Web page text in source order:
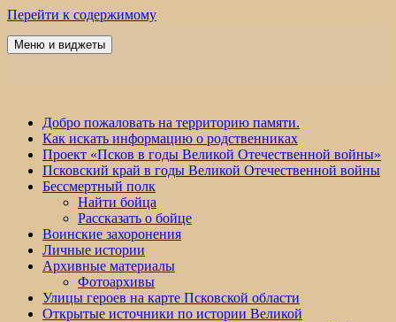
Перейти к содержимому
Победа 60
Меню и виджеты
Добро пожаловать на территорию памяти.
Как искать информацию о родственниках
Проект «Псков в годы Великой Отечественной войны»
Псковский край в годы Великой Отечественной войны
Бессмертный полк
Найти бойца
Рассказать о бойце
Воинские захоронения
Личные истории
Архивные материалы
Фотоархивы
Улицы героев на карте Псковской области
Открытые источники по истории Великой